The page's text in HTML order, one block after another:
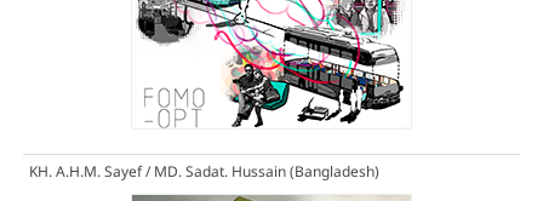
KH. A.H.M. Sayef / MD. Sadat. Hussain (Bangladesh)